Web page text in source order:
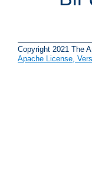
Copyright 2021 The
Apache License,